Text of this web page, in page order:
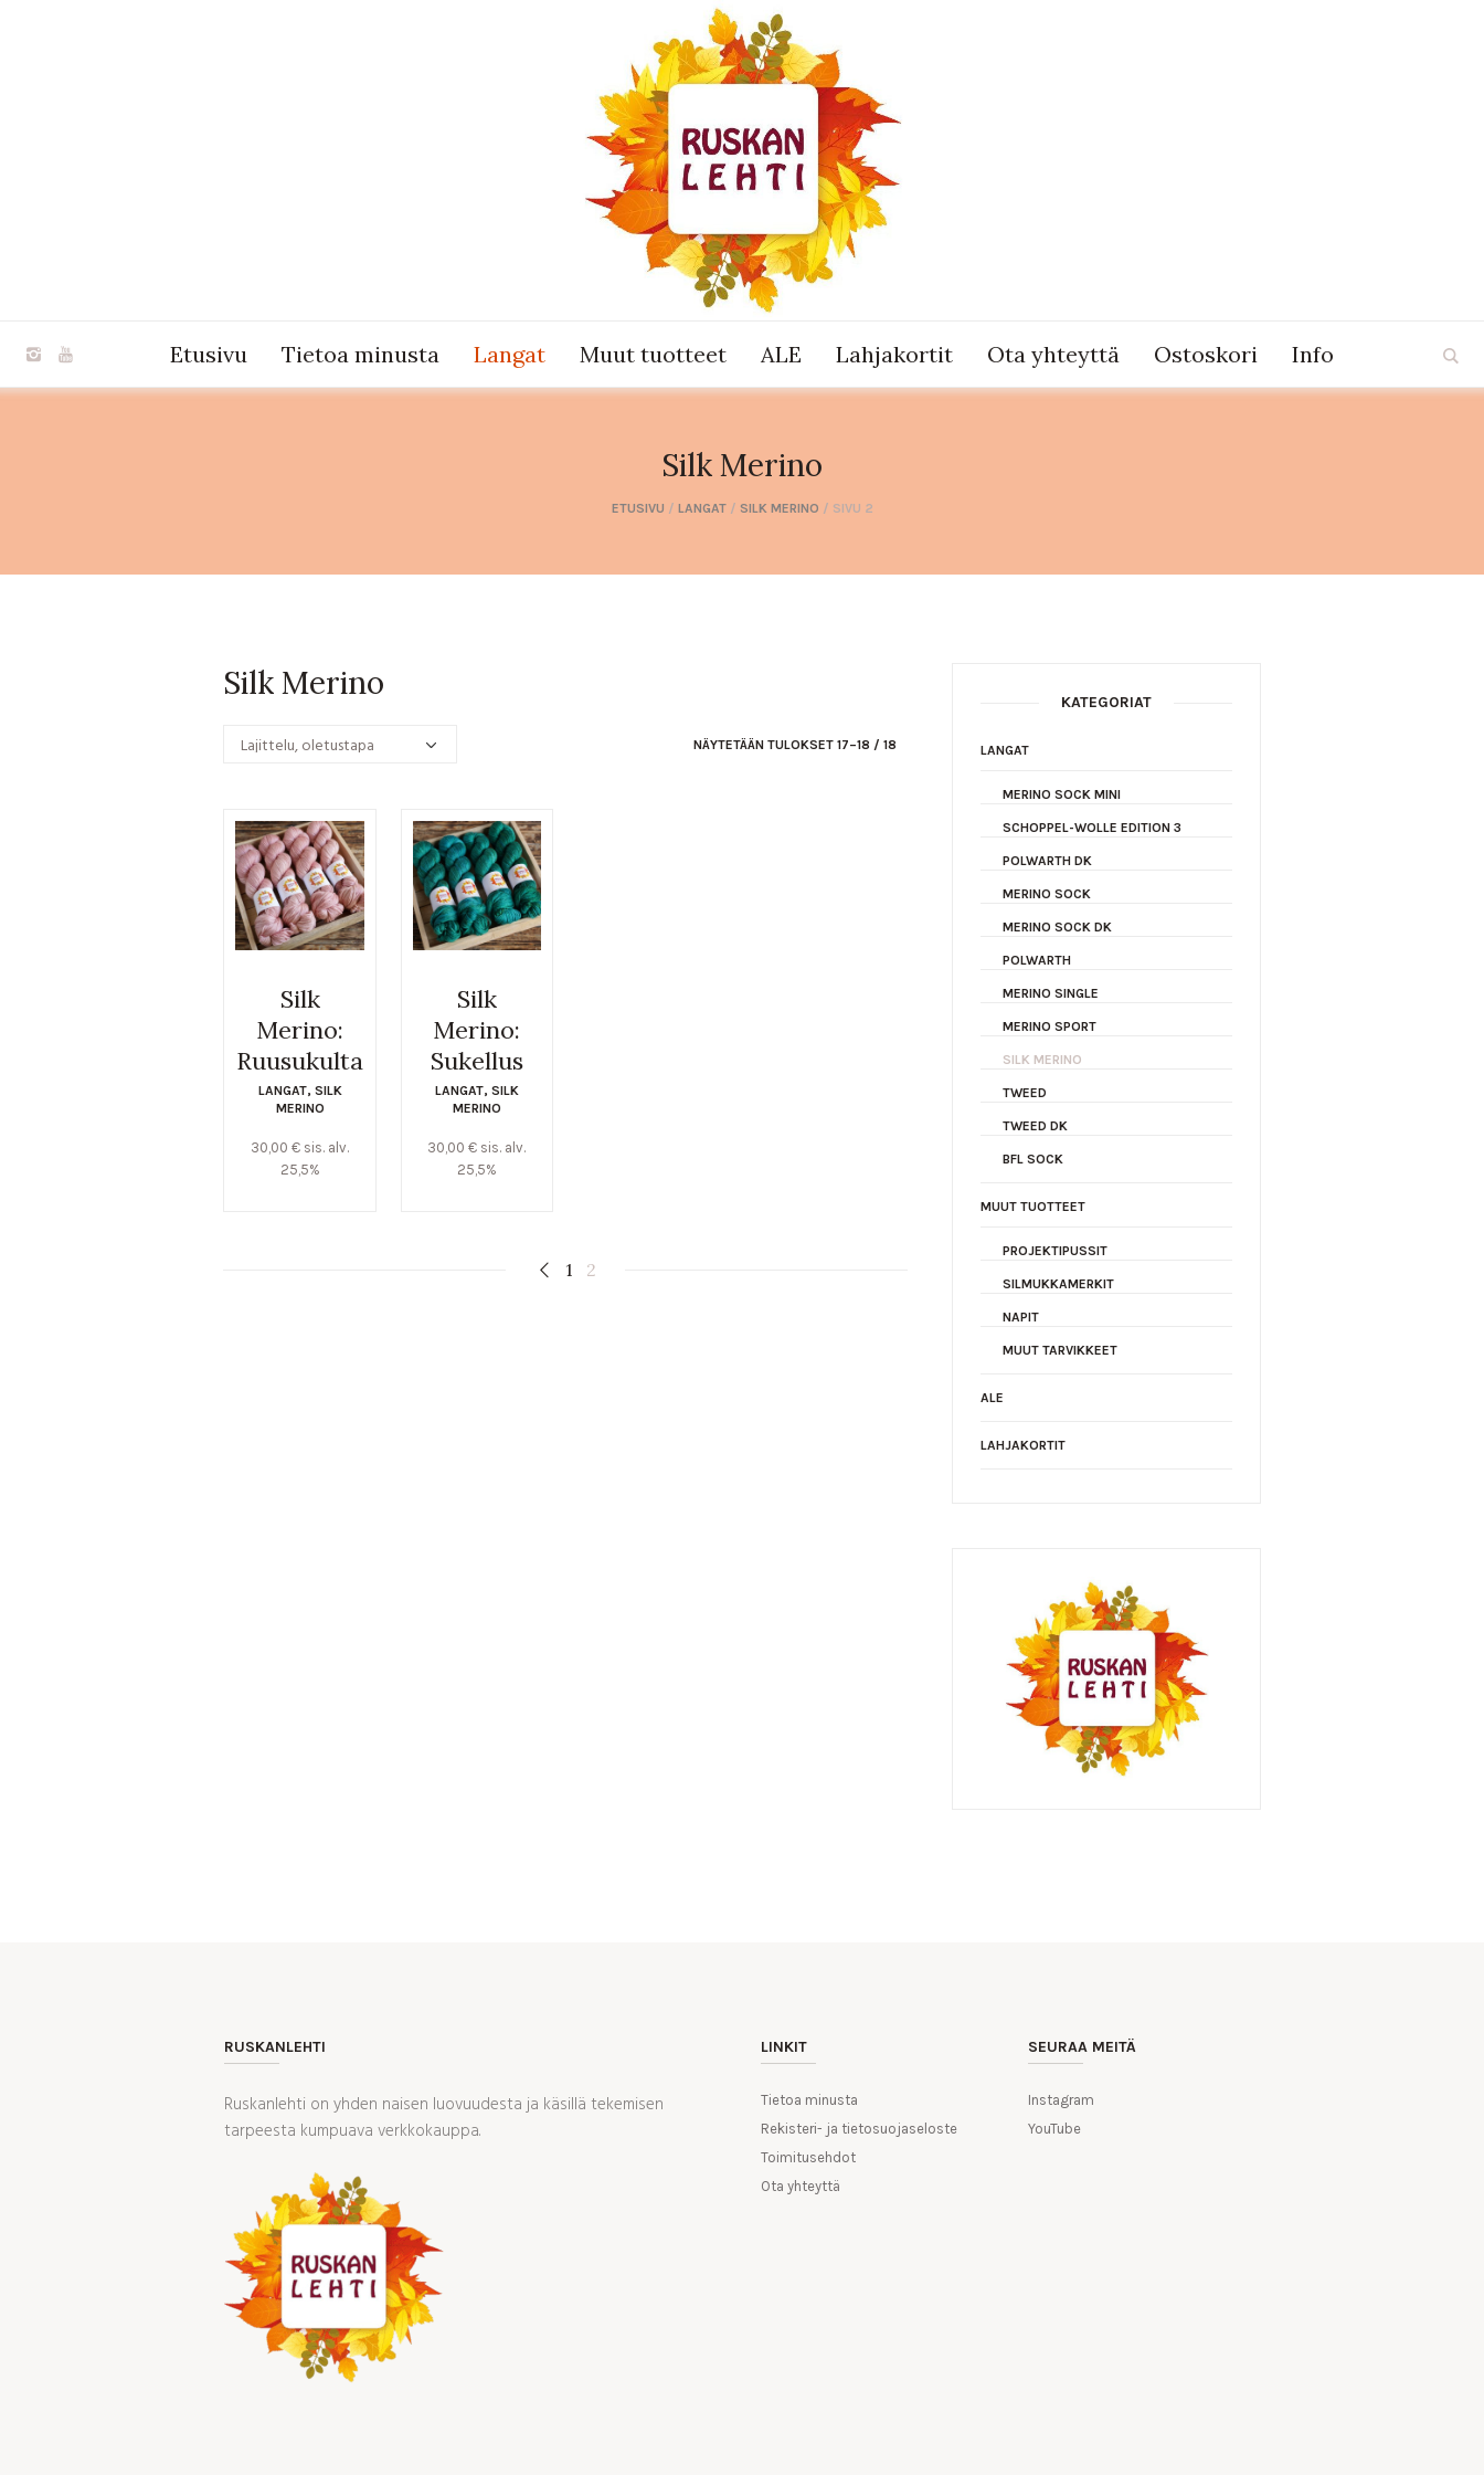
Etusivu Tietoa minusta Langat Muut tuotteet ALE Lahjakortit Ota yhteyttä Ostoskori Info
Silk Merino
ETUSIVU / LANGAT/ SILK MERINO / SIVU 2
Silk Merino
NÄYTETÄÄN TULOKSET 17–18 / 18
Silk
Merino:
Ruusukulta
LANGAT, SILK
MERINO
30,00 € sis. alv.
25,5%
Silk
Merino:
Sukellus
LANGAT, SILK
MERINO
30,00 € sis. alv.
25,5%
1 2
KATEGORIAT
LANGAT
MERINO SOCK MINI
SCHOPPEL-WOLLE EDITION 3
POLWARTH DK
MERINO SOCK
MERINO SOCK DK
POLWARTH
MERINO SINGLE
MERINO SPORT
SILK MERINO
TWEED
TWEED DK
BFL SOCK
MUUT TUOTTEET
PROJEKTIPUSSIT
SILMUKKAMERKIT
NAPIT
MUUT TARVIKKEET
ALE
LAHJAKORTIT
RUSKANLEHTI
Ruskanlehti on yhden naisen luovuudesta ja käsillä tekemisen
tarpeesta kumpuava verkkokauppa.
LINKIT
Tietoa minusta
Rekisteri- ja tietosuojaseloste
Toimitusehdot
Ota yhteyttä
SEURAA MEITÄ
Instagram
YouTube